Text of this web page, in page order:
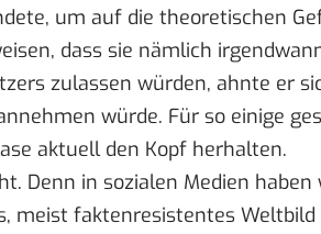
um auf die theoretischen
dass sie nämlich
zulassen würden, ahnte er
würde. Für so einige
aktuell den Kopf herhalten.
Denn in sozialen Medien
meist faktenresistentes